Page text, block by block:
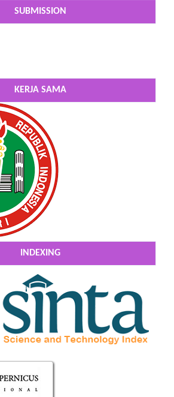
SUBMISSION
KERJA SAMA
INDEXING